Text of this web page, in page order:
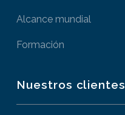
Alcance mundial
Formación
Nuestros clientes